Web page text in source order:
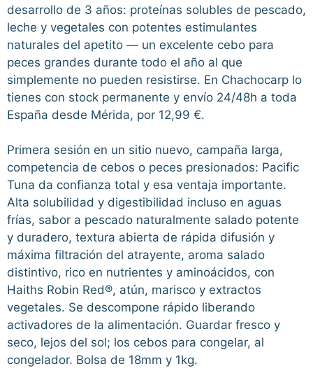
desarrollo de 3 años: proteínas solubles de pescado,
leche y vegetales con potentes estimulantes
naturales del apetito — un excelente cebo para
peces grandes durante todo el año al que
simplemente no pueden resistirse. En Chachocarp lo
tienes con stock permanente y envío 24/48h a toda
España desde Mérida, por 12,99 €.
Primera sesión en un sitio nuevo, campaña larga,
competencia de cebos o peces presionados: Pacific
Tuna da confianza total y esa ventaja importante.
Alta solubilidad y digestibilidad incluso en aguas
frías, sabor a pescado naturalmente salado potente
y duradero, textura abierta de rápida difusión y
máxima filtración del atrayente, aroma salado
distintivo, rico en nutrientes y aminoácidos, con
Haiths Robin Red®, atún, marisco y extractos
vegetales. Se descompone rápido liberando
activadores de la alimentación. Guardar fresco y
seco, lejos del sol; los cebos para congelar, al
congelador. Bolsa de 18mm y 1kg.